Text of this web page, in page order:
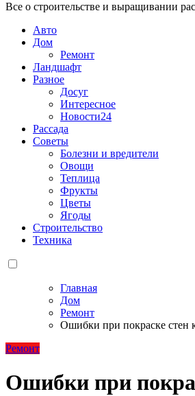
Все о строительстве и выращивании
Авто
Дом
Ремонт
Ландшафт
Разное
Досуг
Интересное
Новости24
Рассада
Советы
Болезни и вредители
Овощи
Теплица
Фрукты
Цветы
Ягоды
Строительство
Техника
Главная
Дом
Ремонт
Ошибки при покраске стен
Ремонт
Ошибки при